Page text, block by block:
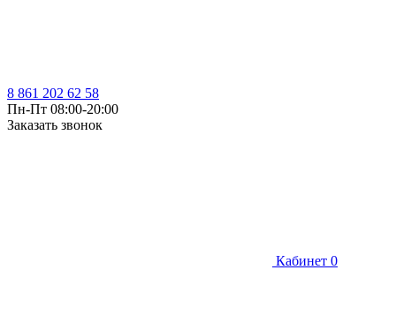
8 861 202 62 58
Пн-Пт 08:00-20:00
Заказать звонок
Кабинет 0